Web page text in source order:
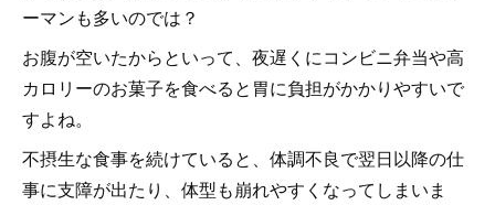
ーマンも多いのでは？
お腹が空いたからといって、夜遅くにコンビニ弁当や高
カロリーのお菓子を食べると胃に負担がかかりやすいで
すよね。
不摂生な食事を続けていると、体調不良で翌日以降の仕
事に支障が出たり、体型も崩れやすくなってしまいま